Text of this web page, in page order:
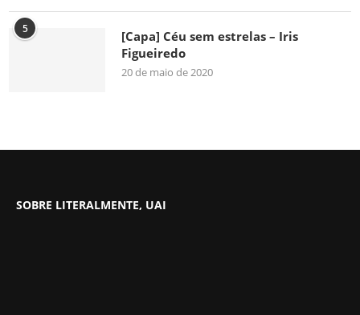
5
[Capa] Céu sem estrelas – Iris
Figueiredo
20 de maio de 2020
SOBRE LITERALMENTE, UAI